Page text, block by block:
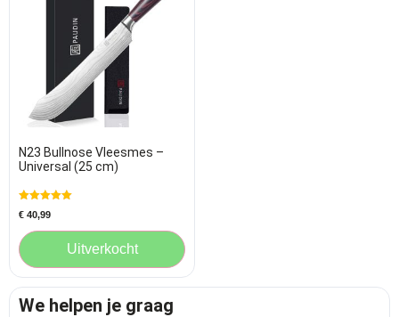
N23 Bullnose Vleesmes –
Universal (25 cm)
Gewaardeerd
5.00
uit 5
€ 40,99
Uitverkocht
We helpen je graag